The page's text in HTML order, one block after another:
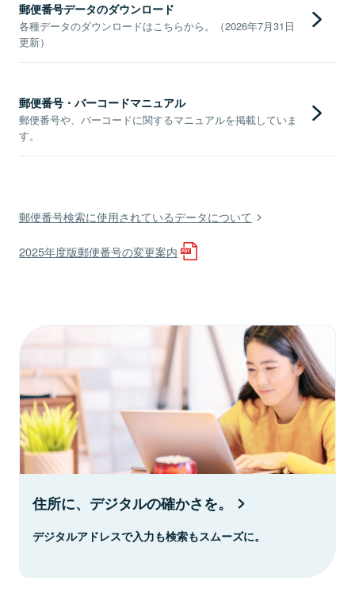
郵便番号データのダウンロード
各種データのダウンロードはこちらから。（2026年7月31日
更新）
郵便番号・バーコードマニュアル
郵便番号や、バーコードに関するマニュアルを掲載していま
す。
郵便番号検索に使用されているデータについて
2025年度版郵便番号の変更案内
住所に、デジタルの確かさを。
デジタルアドレスで入力も検索もスムーズに。